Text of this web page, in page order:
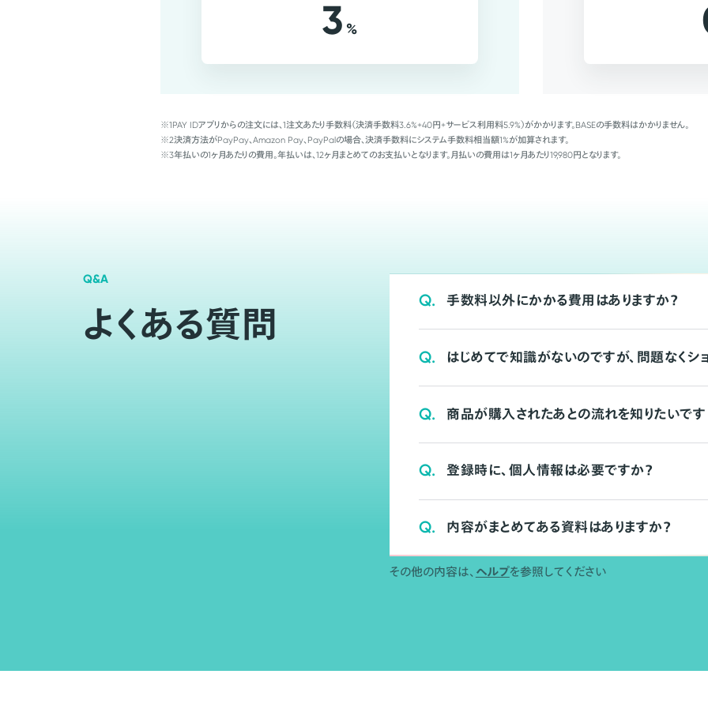
3 %
※1PAY IDアプリからの注文には、1注文あたり手数料（決済手数料3.6%+40円+サービス利用料5.9%）がかかります。BASEの手数料はかかりません。
※2決済方法がPayPay、Amazon Pay、PayPalの場合、決済手数料にシステム手数料相当額1%が加算されます。
※3年払いの1ヶ月あたりの費用。年払いは、12ヶ月まとめてのお支払いとなります。月払いの費用は1ヶ月あたり19,980円となります。
Q&A
よくある質問
Q. 手数料以外にかかる費用はありますか？
Q. はじめてで知識がないのですが、問題なくシ
Q. 商品が購入されたあとの流れを知りたいです
Q. 登録時に、個人情報は必要ですか？
Q. 内容がまとめてある資料はありますか？
その他の内容は、 ヘルプを参照してください